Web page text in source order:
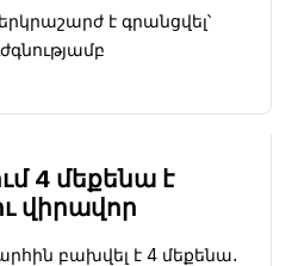
է գրանցվել՝
4 մեքենա է
վիրավոր
բախվել է 4 մեքենա․